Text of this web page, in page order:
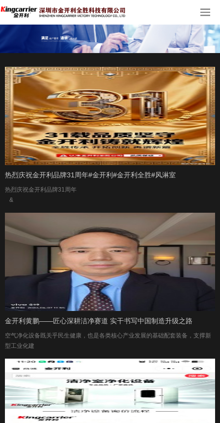
热烈庆祝金开利品牌31周年#金开利#金开利全胜#风淋室
热烈庆祝金开利品牌31周年
&
金开利黄鹏——匠心深耕洁净赛道 实干书写中国制造升级之路
空气净化设备既关乎民生健康，也是各类核心产业发展的基础配套装备，支撑新
型工业化建